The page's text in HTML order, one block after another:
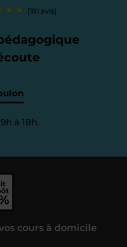
(181 avis)
à 18h.
cours à domicile